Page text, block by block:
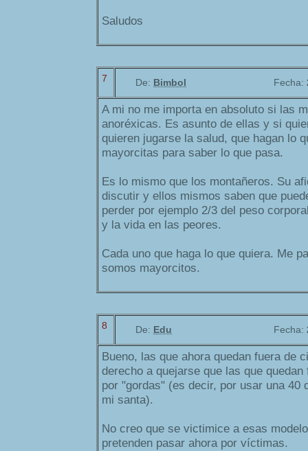
Saludos
7 De: Bimbol Fecha:
A mi no me importa en absoluto si las
anoréxicas. Es asunto de ellas y si
quieren jugarse la salud, que hagan lo
mayorcitas para saber lo que pasa.
Es lo mismo que los montañeros. Su
discutir y ellos mismos saben que
perder por ejemplo 2/3 del peso
y la vida en las peores.
Cada uno que haga lo que quiera. Me
somos mayorcitos.
8 De: Edu Fecha:
Bueno, las que ahora quedan fuera de
derecho a quejarse que las que
por "gordas" (es decir, por usar una 40
mi santa).
No creo que se victimice a esas
pretenden pasar ahora por víctimas.